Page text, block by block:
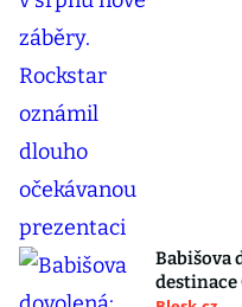
Babišova
destinace